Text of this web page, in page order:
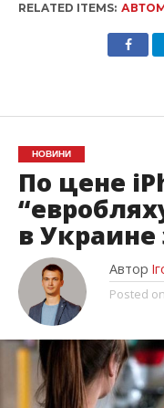
RELATED ITEMS:
НОВИНИ
По цене
в Украине
Автор
Posted on